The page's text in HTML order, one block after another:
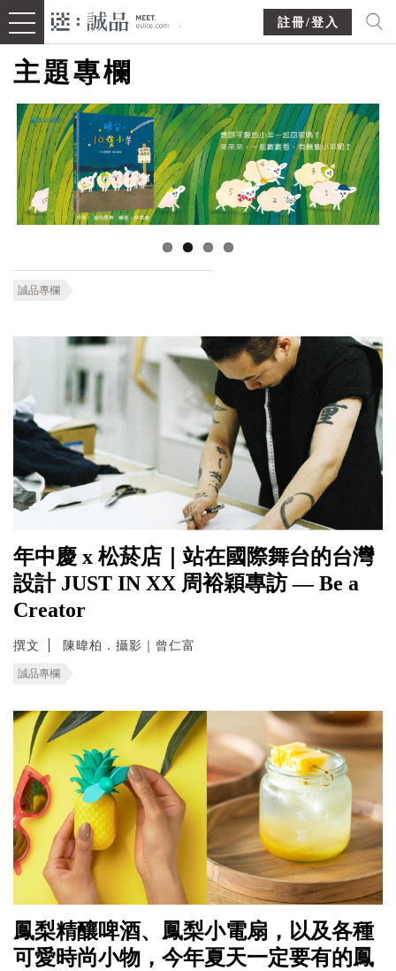
註冊/登入
主題專欄
誠品專欄
年中慶 x 松菸店｜站在國際舞台的台灣
設計 JUST IN XX 周裕穎專訪 — Be a
Creator
撰文 陳暐柏．攝影｜曾仁富
誠品專欄
鳳梨精釀啤酒、鳳梨小電扇，以及各種
可愛時尚小物，今年夏天一定要有的鳳